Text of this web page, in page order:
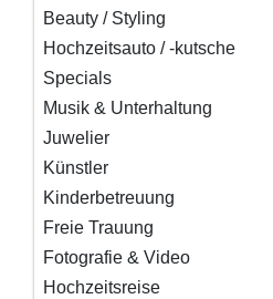
Beauty / Styling
Hochzeitsauto / -kutsche
Specials
Musik & Unterhaltung
Juwelier
Künstler
Kinderbetreuung
Freie Trauung
Fotografie & Video
Hochzeitsreise